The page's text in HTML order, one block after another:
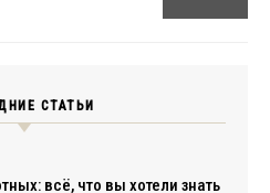
СТАТЬИ
всё, что вы хотели знать